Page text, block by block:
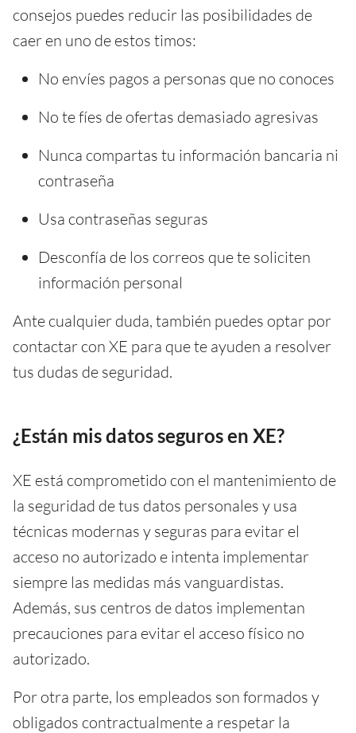
consejos puedes reducir las posibilidades de
caer en uno de estos timos:
No envíes pagos a personas que no conoces
No te fíes de ofertas demasiado agresivas
Nunca compartas tu información bancaria ni
contraseña
Usa contraseñas seguras
Desconfía de los correos que te soliciten
información personal
Ante cualquier duda, también puedes optar por
contactar con XE para que te ayuden a resolver
tus dudas de seguridad.
¿Están mis datos seguros en XE?
XE está comprometido con el mantenimiento de
la seguridad de tus datos personales y usa
técnicas modernas y seguras para evitar el
acceso no autorizado e intenta implementar
siempre las medidas más vanguardistas.
Además, sus centros de datos implementan
precauciones para evitar el acceso físico no
autorizado.
Por otra parte, los empleados son formados y
obligados contractualmente a respetar la